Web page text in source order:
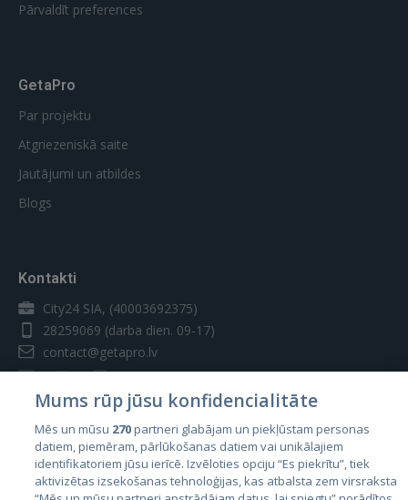
Pārvaldīt preferences
GetaPro
Par projektu
Atgriezeniskā saite
Jautājumi un atbildes
Blogs
Kontakti
City24 SIA, (40003692375)
28259069 (darba dien. 09-17)
contact@getapro.lv
Valstis
Igaunija
Mums rūp jūsu konfidencialitāte
Mēs un mūsu 270partneri glabājam un piekļūstam personas
datiem, piemēram, pārlūkošanas datiem vai unikālajiem
identifikatoriem jūsu ierīcē. Izvēloties opciju “Es piekrītu”, tiek
aktivizētas izsekošanas tehnoloģijas, kas atbalsta zem virsraksta